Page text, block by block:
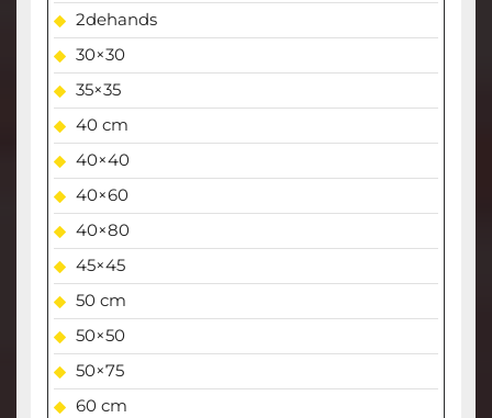
2dehands
30×30
35×35
40 cm
40×40
40×60
40×80
45×45
50 cm
50×50
50×75
60 cm